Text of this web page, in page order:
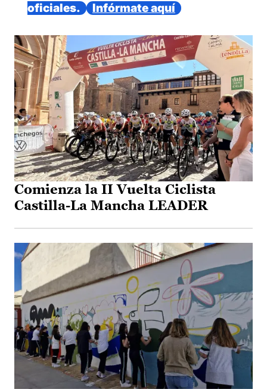
oficiales.
Infórmate aquí
Comienza la II Vuelta Ciclista
Castilla-La Mancha LEADER